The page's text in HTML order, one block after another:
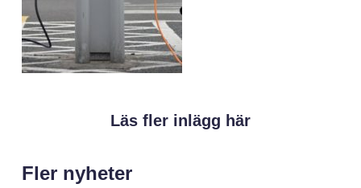
Läs fler inlägg här
Fler nyheter